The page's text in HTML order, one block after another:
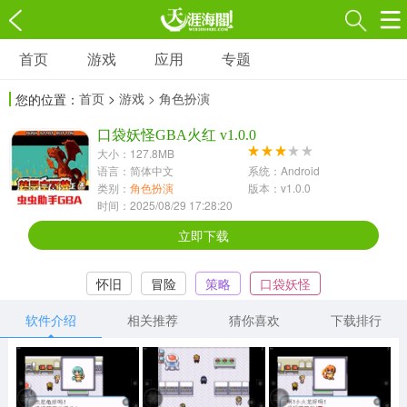
游戏
3697款应用
1597款应用
休闲益智
13387款应用
2196款应用
冒险解谜
1072款应用
418款应用
568款应用
音乐舞蹈
269款应用
2716款应用
515款应用
首页 游戏 应用 专题
您的位置： 首页 > 游戏 > 角色扮演
口袋妖怪GBA火红 v1.0.0
大小：127.8MB
语言：简体中文
系统：Android
类别： 角色扮演
版本：v1.0.0
时间：2025/08/29 17:28:20
立即下载
怀旧 冒险 策略
口袋妖怪
软件介绍
相关推荐 猜你喜欢 下载排行